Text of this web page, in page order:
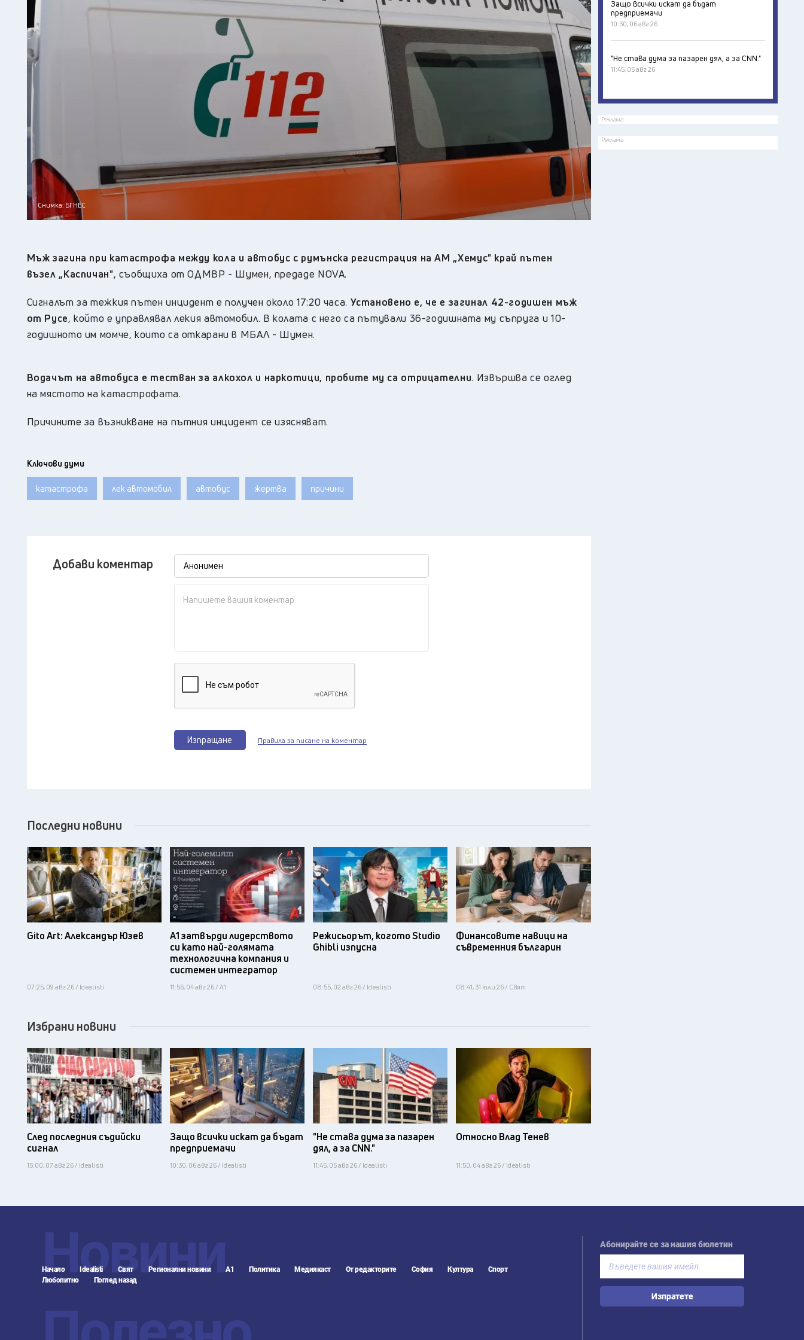
Плевен, 33°C
Пловдив, 33°C
Силистра
Сливен
Смолян
София,
Търговище, 30°C
Хасково, 34°C
Снимка: БГНЕС
Мъж загина при катастрофа между кола и автобус с румънска регистрация на АМ „Хемус" край пътен
възел „Каспичан", съобщиха от ОДМВР - Шумен, предаде NOVA.
Сигналът за тежкия пътен инцидент е получен около 17:20 часа. Установено е, че е загинал 42-годишен мъж
от Русе, който е управлявал лекия автомобил. В колата с него са пътували 36-годишната му съпруга и 10-
годишното им момче, които са откарани в МБАЛ - Шумен.
Водачът на автобуса е тестван за алкохол и наркотици, пробите му са отрицателни. Извършва се оглед
на мястото на катастрофата.
Причините за възникване на пътния инцидент се изясняват.
Ключови думи
катастрофа лек автомобил автобус жертва причини
Добави коментар
Изпращане Правила за писане на коментар
Последни новини
Gito Art: Александър Юзев
07:25, 09 авг 26 / Idealisti
А1 затвърди лидерството
си като най-голямата
технологична компания и
системен интегратор
11:56, 04 авг 26 / А1
Режисьорът, когото Studio
Ghibli изпусна
08:55, 02 авг 26 / Idealisti
Финансовите навици на
съвременния българин
08:41, 31 юли 26 / Свят
Избрани новини
След последния съдийски
сигнал
15:00, 07 авг 26 / Idealisti
Защо всички искат да бъдат
предприемачи
10:30, 06 авг 26 / Idealisti
"Не става дума за пазарен
дял, а за CNN."
11:45, 05 авг 26 / Idealisti
Относно Влад Тенев
11:50, 04 авг 26 / Idealisti
Защо всички искат да бъдат
предприемачи
10:30, 06 авг 26
"Не става дума за пазарен дял, а за CNN."
11:45, 05 авг 26
Реклама
Реклама
Новини
Начало Idealisti Свят Регионални новини А1 Политика Медиякаст От редакторите София Култура
Спорт
Любопитно
Поглед назад
Абонирайте се за нашия бюлетин
Изпратете